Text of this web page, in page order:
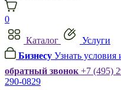
0
Каталог
Услуги
Бизнесу Узнать условия
обратный звонок +7 (495)
290-0829